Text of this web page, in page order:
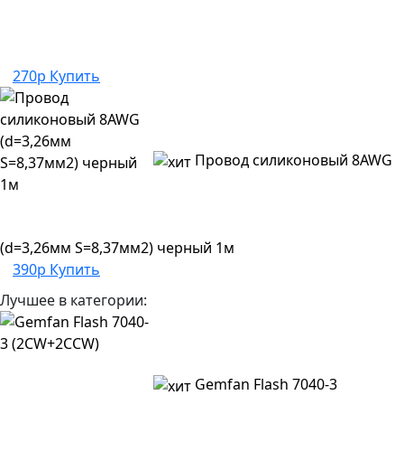
270р Купить
Провод силиконовый 8AWG
(d=3,26мм S=8,37мм2) черный 1м
390р Купить
Лучшее в категории:
Gemfan Flash 7040-3